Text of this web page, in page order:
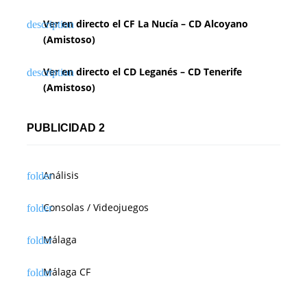
Ver en directo el CF La Nucía – CD Alcoyano
(Amistoso)
Ver en directo el CD Leganés – CD Tenerife
(Amistoso)
PUBLICIDAD 2
Análisis
Consolas / Videojuegos
Málaga
Málaga CF